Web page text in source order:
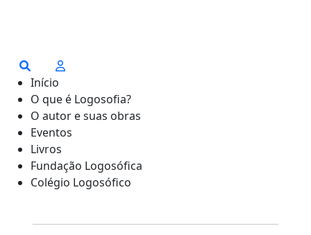
Início
O que é Logosofia?
O autor e suas obras
Eventos
Livros
Fundação Logosófica
Colégio Logosófico